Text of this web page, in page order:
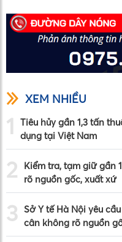
XEM NHIỀU
1
Tiêu hủy gần 1,3 tấn
dụng tại Việt Nam
2
Kiểm tra, tạm giữ gần
rõ nguồn gốc, xuất xứ
3 Sở Y tế Hà Nội yêu
cân không rõ nguồn